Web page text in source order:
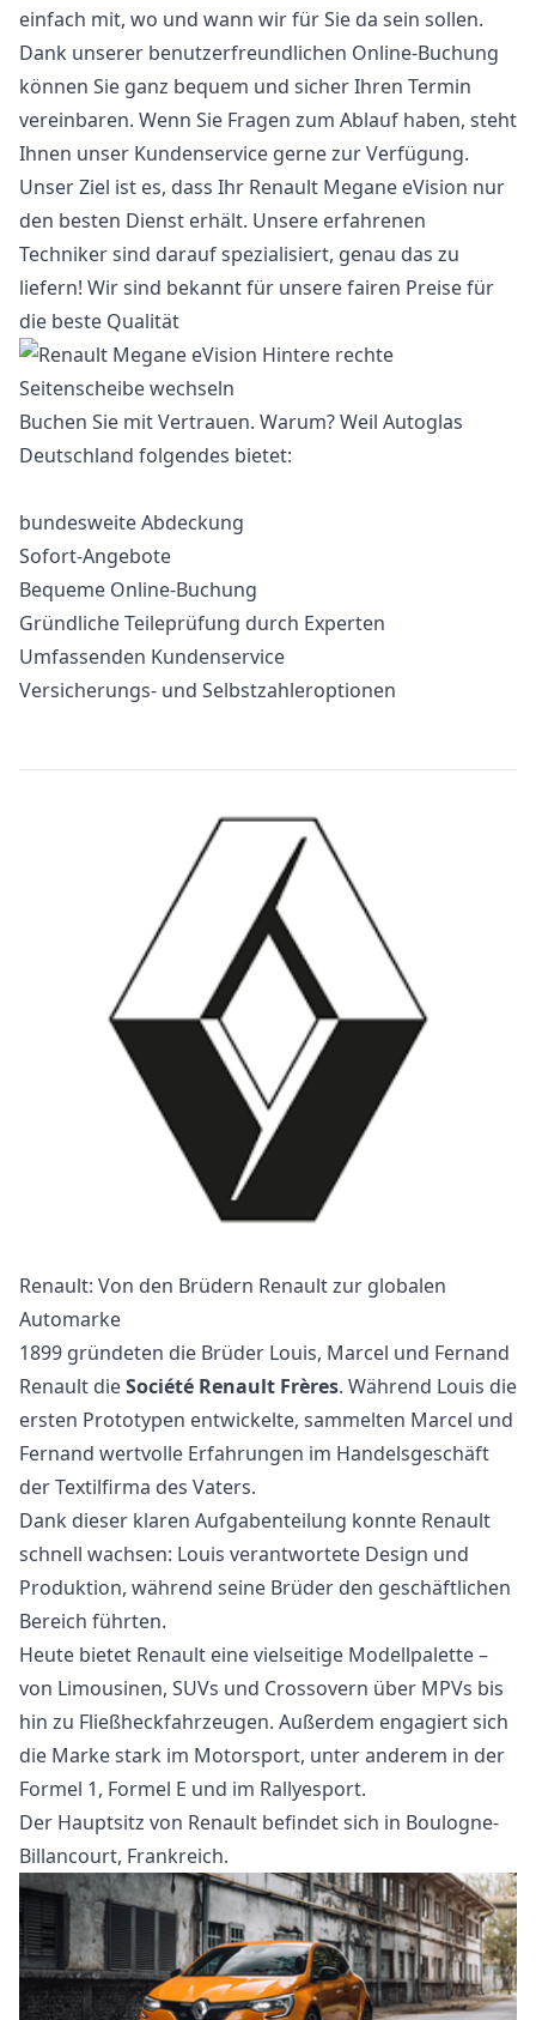
einfach mit, wo und wann wir für Sie da sein sollen.
Dank unserer benutzerfreundlichen Online-Buchung
können Sie ganz bequem und sicher Ihren Termin
vereinbaren. Wenn Sie Fragen zum Ablauf haben, steht
Ihnen unser Kundenservice gerne zur Verfügung.
Unser Ziel ist es, dass Ihr Renault Megane eVision nur
den besten Dienst erhält. Unsere erfahrenen
Techniker sind darauf spezialisiert, genau das zu
liefern! Wir sind bekannt für unsere fairen Preise für
die beste Qualität
Buchen Sie mit Vertrauen. Warum? Weil Autoglas
Deutschland folgendes bietet:
bundesweite Abdeckung
Sofort-Angebote
Bequeme Online-Buchung
Gründliche Teileprüfung durch Experten
Umfassenden Kundenservice
Versicherungs- und Selbstzahleroptionen
Renault: Von den Brüdern Renault zur globalen
Automarke
1899 gründeten die Brüder Louis, Marcel und Fernand
Renault dieSociété Renault Frères. Während Louis die
ersten Prototypen entwickelte, sammelten Marcel und
Fernand wertvolle Erfahrungen im Handelsgeschäft
der Textilfirma des Vaters.
Dank dieser klaren Aufgabenteilung konnte Renault
schnell wachsen: Louis verantwortete Design und
Produktion, während seine Brüder den geschäftlichen
Bereich führten.
Heute bietet Renault eine vielseitige Modellpalette –
von Limousinen, SUVs und Crossovern über MPVs bis
hin zu Fließheckfahrzeugen. Außerdem engagiert sich
die Marke stark im Motorsport, unter anderem in der
Formel 1, Formel E und im Rallyesport.
Der Hauptsitz von Renault befindet sich in Boulogne-
Billancourt, Frankreich.